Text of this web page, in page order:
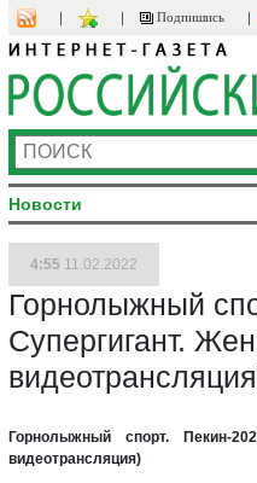
Подпишись
Новости
4:55 11.02.2022
Горнолыжный
Супергигант.
Горнолыжный спорт. Пекин-
видеотрансляция)